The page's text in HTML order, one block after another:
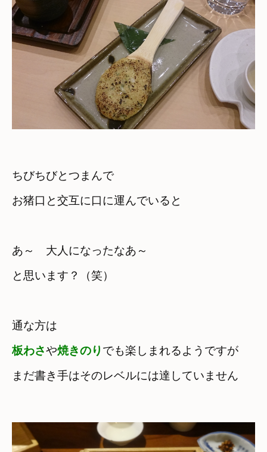
ちびちびとつまんで
お猪口と交互に口に運んでいると
あ～　大人になったなあ～
と思います？（笑）
板わさや焼きのり でも楽しまれるようですが
まだ書き手はそのレベルには達していません